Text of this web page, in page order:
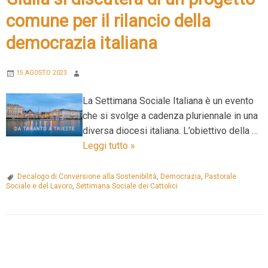
comune per il rilancio della
democrazia italiana
15 AGOSTO 2023
La Settimana Sociale Italiana è un evento
che si svolge a cadenza pluriennale in una
diversa diocesi italiana. L’obiettivo della …
Leggi tutto Trieste
la
50a
»
Decalogo di Conversione alla Sostenibilità, Democrazia, Pastorale
Sociale e del Lavoro, Settimana Sociale dei Cattolici